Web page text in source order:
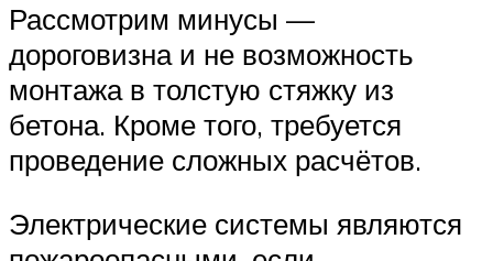
Рассмотрим минусы —
дороговизна и не возможность
монтажа в толстую стяжку из
бетона. Кроме того, требуется
проведение сложных расчётов.
Электрические системы являются